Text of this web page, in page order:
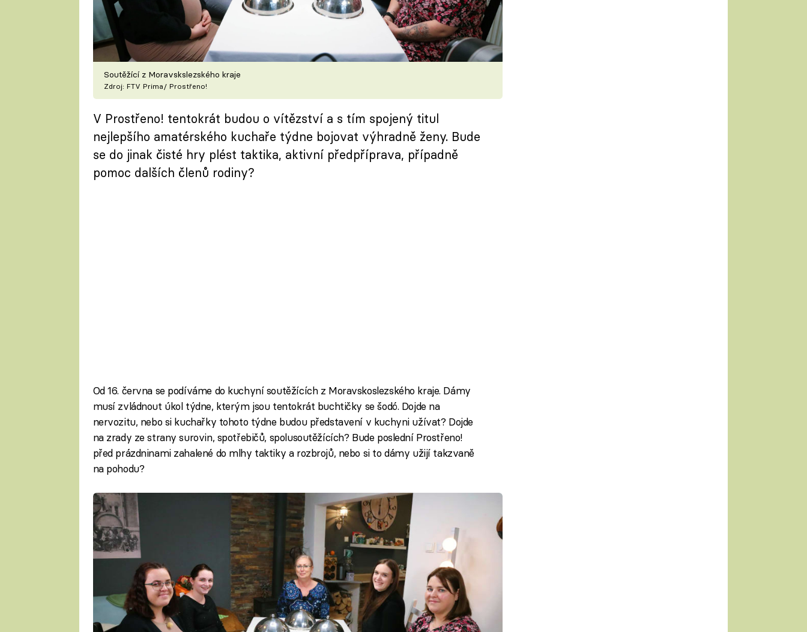
Soutěžící z Moravskslezského kraje
Zdroj: FTV Prima/ Prostřeno!
V Prostřeno! tentokrát budou o vítězství a s tím spojený titul
nejlepšího amatérského kuchaře týdne bojovat výhradně ženy. Bude
se do jinak čisté hry plést taktika, aktivní předpříprava, případně
pomoc dalších členů rodiny?
Od 16. června se podíváme do kuchyní soutěžících z Moravskoslezského kraje. Dámy
musí zvládnout úkol týdne, kterým jsou tentokrát buchtičky se šodó. Dojde na
nervozitu, nebo si kuchařky tohoto týdne budou představení v kuchyni užívat? Dojde
na zrady ze strany surovin, spotřebičů, spolusoutěžících? Bude poslední Prostřeno!
před prázdninami zahalené do mlhy taktiky a rozbrojů, nebo si to dámy užijí takzvaně
na pohodu?